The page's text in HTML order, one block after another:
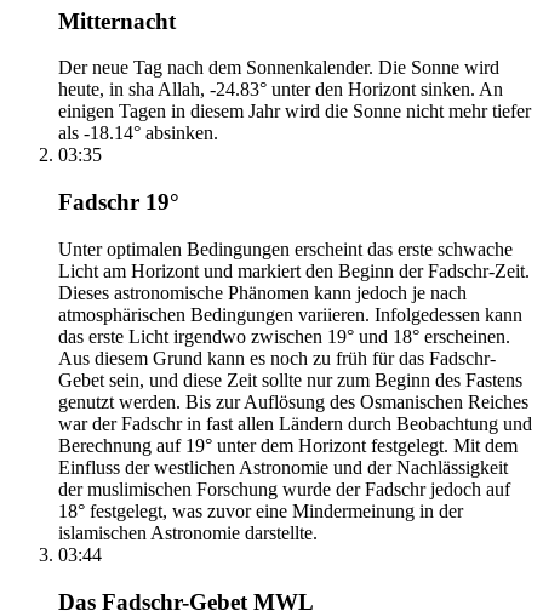
Mitternacht
Der neue Tag nach dem Sonnenkalender. Die Sonne wird
heute, in sha Allah, -24.83° unter den Horizont sinken. An
einigen Tagen in diesem Jahr wird die Sonne nicht mehr tiefer
als -18.14° absinken.
03:35
Fadschr 19°
Unter optimalen Bedingungen erscheint das erste schwache
Licht am Horizont und markiert den Beginn der Fadschr-Zeit.
Dieses astronomische Phänomen kann jedoch je nach
atmosphärischen Bedingungen variieren. Infolgedessen kann
das erste Licht irgendwo zwischen 19° und 18° erscheinen.
Aus diesem Grund kann es noch zu früh für das Fadschr-
Gebet sein, und diese Zeit sollte nur zum Beginn des Fastens
genutzt werden. Bis zur Auflösung des Osmanischen Reiches
war der Fadschr in fast allen Ländern durch Beobachtung und
Berechnung auf 19° unter dem Horizont festgelegt. Mit dem
Einfluss der westlichen Astronomie und der Nachlässigkeit
der muslimischen Forschung wurde der Fadschr jedoch auf
18° festgelegt, was zuvor eine Mindermeinung in der
islamischen Astronomie darstellte.
03:44
Das Fadschr-Gebet MWL